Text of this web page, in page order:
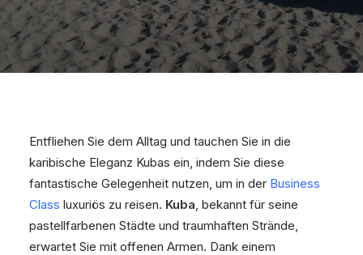
Entfliehen Sie dem Alltag und tauchen Sie in die
karibische Eleganz Kubas ein, indem Sie diese
fantastische Gelegenheit nutzen, um in der Business
Class luxuriös zu reisen. Kuba, bekannt für seine
pastellfarbenen Städte und traumhaften Strände,
erwartet Sie mit offenen Armen. Dank einem